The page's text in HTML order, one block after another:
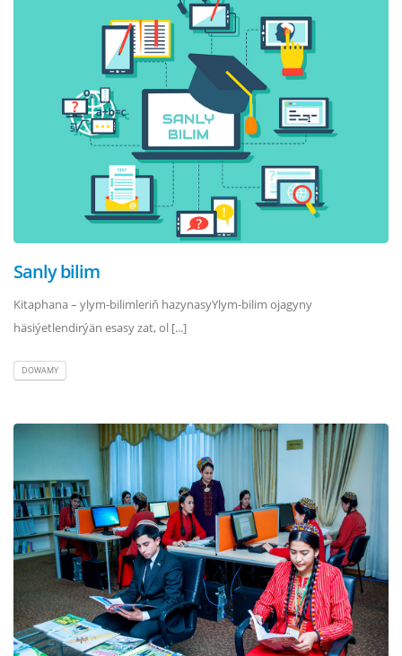
Sanly bilim
Kitaphana – ylym-bilimleriň hazynasyYlym-bilim ojagyny
häsiýetlendirýän esasy zat, ol [...]
DOWAMY